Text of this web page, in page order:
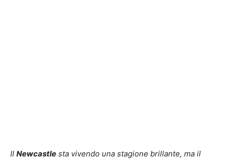
Il Newcastle sta vivendo una stagione brillante, ma il